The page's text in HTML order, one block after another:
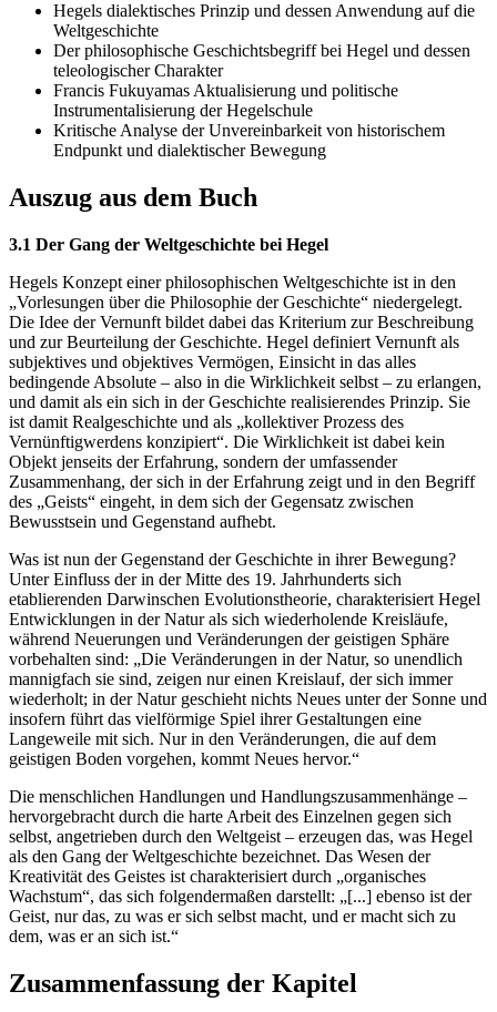
Hegels dialektisches Prinzip und dessen Anwendung auf die
Weltgeschichte
Der philosophische Geschichtsbegriff bei Hegel und dessen
teleologischer Charakter
Francis Fukuyamas Aktualisierung und politische
Instrumentalisierung der Hegelschule
Kritische Analyse der Unvereinbarkeit von historischem
Endpunkt und dialektischer Bewegung
Auszug aus dem Buch
3.1 Der Gang der Weltgeschichte bei Hegel
Hegels Konzept einer philosophischen Weltgeschichte ist in den
„Vorlesungen über die Philosophie der Geschichte“ niedergelegt.
Die Idee der Vernunft bildet dabei das Kriterium zur Beschreibung
und zur Beurteilung der Geschichte. Hegel definiert Vernunft als
subjektives und objektives Vermögen, Einsicht in das alles
bedingende Absolute – also in die Wirklichkeit selbst – zu erlangen,
und damit als ein sich in der Geschichte realisierendes Prinzip. Sie
ist damit Realgeschichte und als „kollektiver Prozess des
Vernünftigwerdens konzipiert“. Die Wirklichkeit ist dabei kein
Objekt jenseits der Erfahrung, sondern der umfassender
Zusammenhang, der sich in der Erfahrung zeigt und in den Begriff
des „Geists“ eingeht, in dem sich der Gegensatz zwischen
Bewusstsein und Gegenstand aufhebt.
Was ist nun der Gegenstand der Geschichte in ihrer Bewegung?
Unter Einfluss der in der Mitte des 19. Jahrhunderts sich
etablierenden Darwinschen Evolutionstheorie, charakterisiert Hegel
Entwicklungen in der Natur als sich wiederholende Kreisläufe,
während Neuerungen und Veränderungen der geistigen Sphäre
vorbehalten sind: „Die Veränderungen in der Natur, so unendlich
mannigfach sie sind, zeigen nur einen Kreislauf, der sich immer
wiederholt; in der Natur geschieht nichts Neues unter der Sonne und
insofern führt das vielförmige Spiel ihrer Gestaltungen eine
Langeweile mit sich. Nur in den Veränderungen, die auf dem
geistigen Boden vorgehen, kommt Neues hervor.“
Die menschlichen Handlungen und Handlungszusammenhänge –
hervorgebracht durch die harte Arbeit des Einzelnen gegen sich
selbst, angetrieben durch den Weltgeist – erzeugen das, was Hegel
als den Gang der Weltgeschichte bezeichnet. Das Wesen der
Kreativität des Geistes ist charakterisiert durch „organisches
Wachstum“, das sich folgendermaßen darstellt: „[...] ebenso ist der
Geist, nur das, zu was er sich selbst macht, und er macht sich zu
dem, was er an sich ist.“
Zusammenfassung der Kapitel